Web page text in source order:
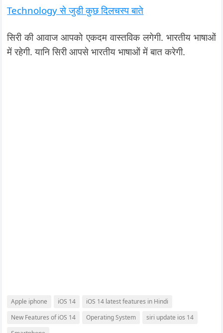
Technology से जुडी कुछ दिलचस्प बाते
सिरी की आवाज आपको एकदम वास्तविक लगेगी. भारतीय भाषाओं
में रहेगी. यानि सिरी आपसे भारतीय भाषाओं में बात करेगी.
Apple iphone iOS 14
iOS 14 latest features in Hindi
New Features of iOS 14
Operating System
siri update ios 14